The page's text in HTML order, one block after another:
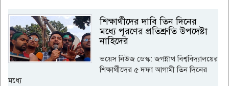
শিক্ষার্থীদের দাবি তিন দিনের
মধ্যে পূরণের প্রতিশ্রুতি উপদেষ্টা
নাহিদের
ভয়েস নিউজ ডেস্ক: জগন্নাথ বিশ্ববিদ্যালয়ের
শিক্ষার্থীদের ৫ দফা আগামী তিন দিনের
মধ্যে